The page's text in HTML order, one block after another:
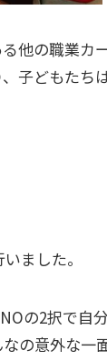
他の職業カ
子どもたち
ました。
の2択で自
の意外な一